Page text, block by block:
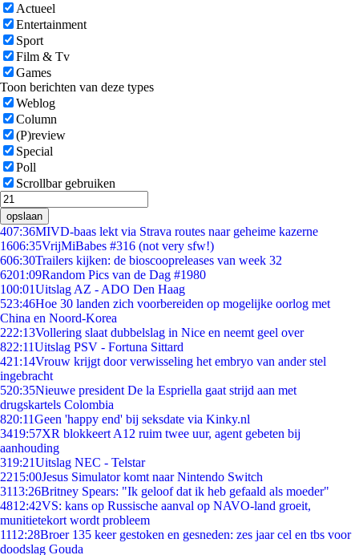
Actueel
Entertainment
Sport
Film & Tv
Games
Toon berichten van deze types
Weblog
Column
(P)review
Special
Poll
Scrollbar gebruiken
opslaan
407:36MIVD-baas lekt via Strava routes naar geheime kazerne
1606:35VrijMiBabes #316 (not very sfw!)
606:30Trailers kijken: de bioscoopreleases van week 32
6201:09Random Pics van de Dag #1980
100:01Uitslag AZ - ADO Den Haag
523:46Hoe 30 landen zich voorbereiden op mogelijke oorlog met
China en Noord-Korea
222:13Vollering slaat dubbelslag in Nice en neemt geel over
822:11Uitslag PSV - Fortuna Sittard
421:14Vrouw krijgt door verwisseling het embryo van ander stel
ingebracht
520:35Nieuwe president De la Espriella gaat strijd aan met
drugskartels Colombia
820:11Geen 'happy end' bij seksdate via Kinky.nl
3419:57XR blokkeert A12 ruim twee uur, agent gebeten bij
aanhouding
319:21Uitslag NEC - Telstar
2215:00Jesus Simulator komt naar Nintendo Switch
3113:26Britney Spears: "Ik geloof dat ik heb gefaald als moeder"
4812:42VS: kans op Russische aanval op NAVO-land groeit,
munitietekort wordt probleem
1112:28Broer 135 keer gestoken en gesneden: zes jaar cel en tbs voor
doodslag Gouda